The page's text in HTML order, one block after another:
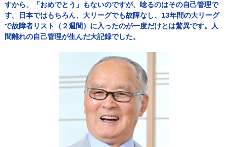
すから、「おめでとう」もないのですが、唸るのはその自己管理で
す。日本ではもちろん、大リーグでも故障なし、13年間の大リーグ
で故障者リスト（２週間）に入ったのが一度だけとは驚異です。人
間離れの自己管理が生んだ大記録でした。